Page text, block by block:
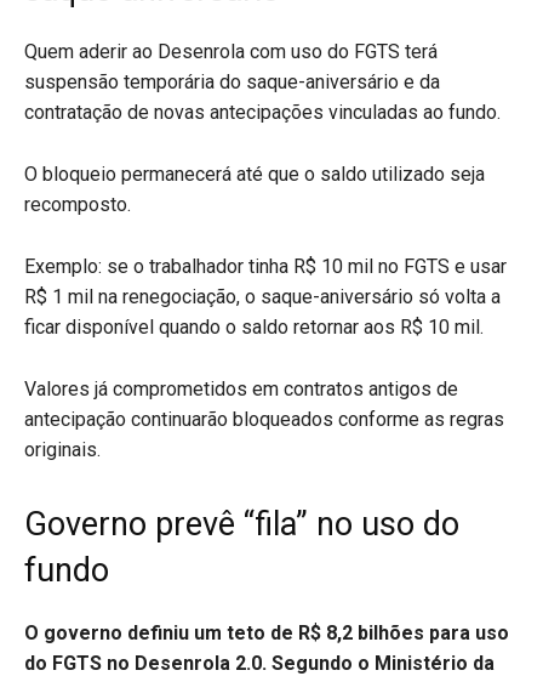
Quem aderir ao Desenrola com uso do FGTS terá
suspensão temporária do saque-aniversário e da
contratação de novas antecipações vinculadas ao fundo.
O bloqueio permanecerá até que o saldo utilizado seja
recomposto.
Exemplo: se o trabalhador tinha R$ 10 mil no FGTS e usar
R$ 1 mil na renegociação, o saque-aniversário só volta a
ficar disponível quando o saldo retornar aos R$ 10 mil.
Valores já comprometidos em contratos antigos de
antecipação continuarão bloqueados conforme as regras
originais.
Governo prevê “fila” no uso do
fundo
O governo definiu um teto de R$ 8,2 bilhões para uso
do FGTS no Desenrola 2.0. Segundo o Ministério da